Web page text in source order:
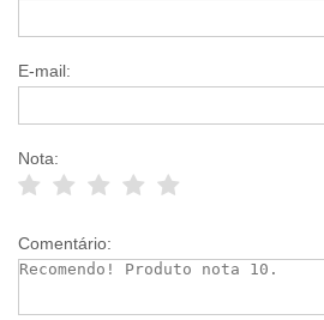
E-mail:
Nota:
Comentário: